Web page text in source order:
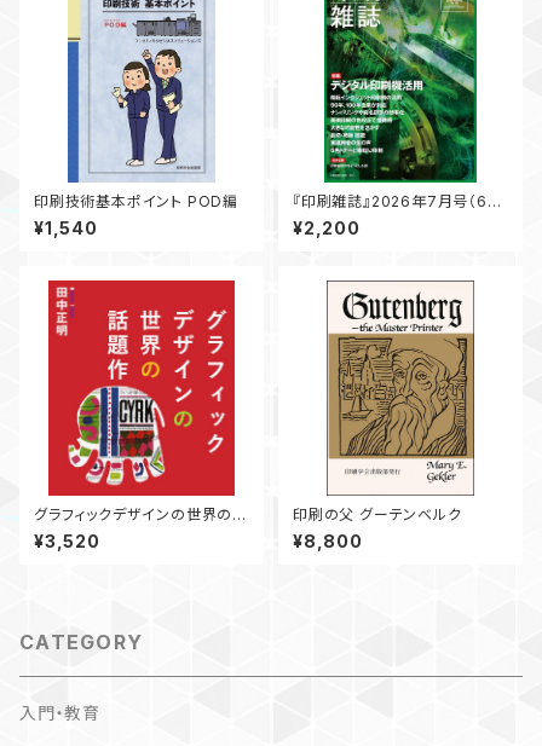
印刷技術基本ポイント POD編
¥1,540
『印刷雑誌』2026年7月号（6月
19日発行）
¥2,200
グラフィックデザインの世界の話
題作
¥3,520
印刷の父 グーテンベルク
¥8,800
CATEGORY
入門・教育